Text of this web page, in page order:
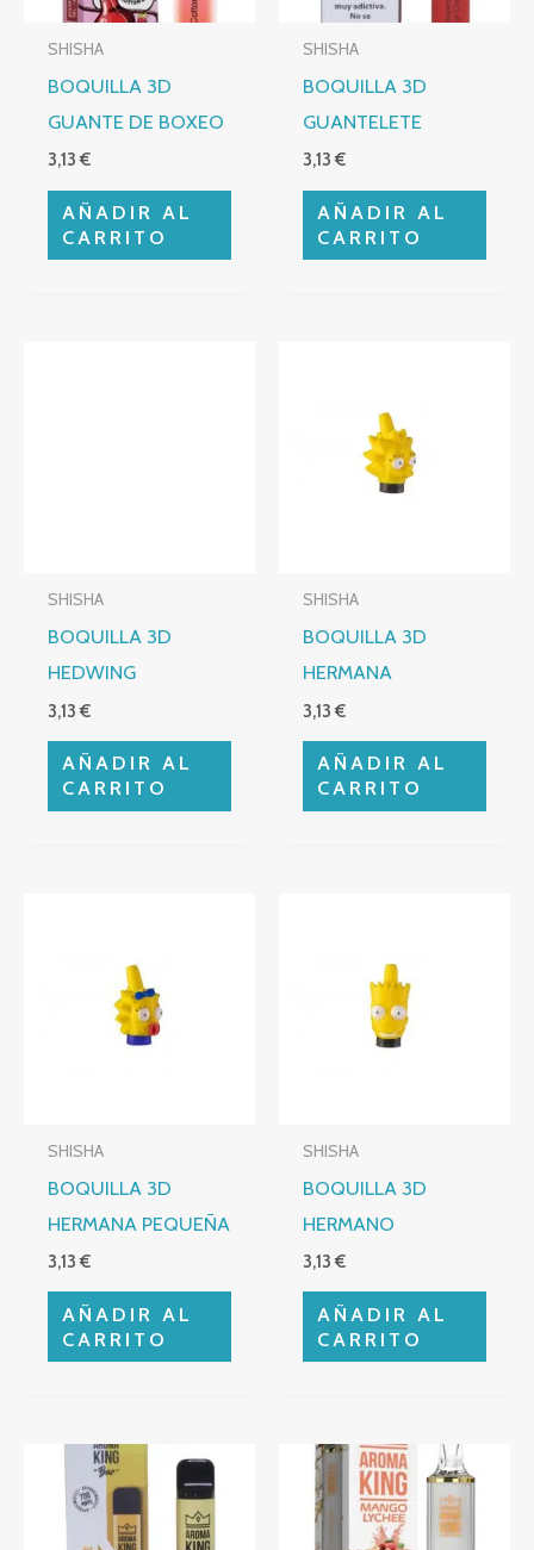
SHISHA
BOQUILLA 3D
GUANTE DE BOXEO
3,13€
AÑADIR AL
CARRITO
SHISHA
BOQUILLA 3D
GUANTELETE
3,13€
AÑADIR AL
CARRITO
SHISHA
BOQUILLA 3D
HEDWING
3,13€
AÑADIR AL
CARRITO
SHISHA
BOQUILLA 3D
HERMANA
3,13€
AÑADIR AL
CARRITO
SHISHA
BOQUILLA 3D
HERMANA PEQUEÑA
3,13€
AÑADIR AL
CARRITO
SHISHA
BOQUILLA 3D
HERMANO
3,13€
AÑADIR AL
CARRITO